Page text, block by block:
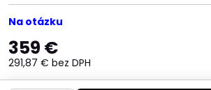
Na otázku
359 €
291,87 € bez DPH